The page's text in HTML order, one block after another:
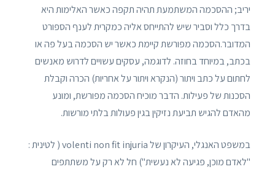
יריב; ההסכמה המשתמעת תהיה תקפה כאשר האלימות היא
בדרך כלל וסביר שיש להתייחס אליה כמקרית לענף הספורט
המדובר.הסכמה מפורשת קיימת כאשר יש הסכמה בעל פה או
בכתב, במיוחד בחוזה. לדוגמה, עסקים עשויים לדרוש מאנשים
לחתום על כתב ויתור (הנקרא ויתור על אחריות) הכרה וקבלת
הסכנות של פעילות. הדבר מוכיח הסכמה מפורשת, ומונע
מהאדם להגיש תביעת נזיקין בגין פעולות בלתי מורשות.
במשפט האנגלי, העיקרון של volenti non fit injuria ( לטינית :
"לאדם מוכן, פגיעה לא נעשית") חל לא רק על משתתפים